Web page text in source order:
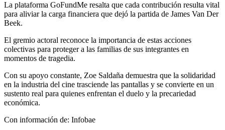
La plataforma GoFundMe resalta que cada contribución resulta vital
para aliviar la carga financiera que dejó la partida de James Van Der
Beek.
El gremio actoral reconoce la importancia de estas acciones
colectivas para proteger a las familias de sus integrantes en
momentos de tragedia.
Con su apoyo constante, Zoe Saldaña demuestra que la solidaridad
en la industria del cine trasciende las pantallas y se convierte en un
sustento real para quienes enfrentan el duelo y la precariedad
económica.
Con información de: Infobae